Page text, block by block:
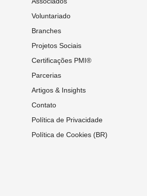
Voluntariado
Branches
Projetos Sociais
Certificações PMI®
Parcerias
Artigos & Insights
Contato
Política de Privacidade
Política de Cookies (BR)